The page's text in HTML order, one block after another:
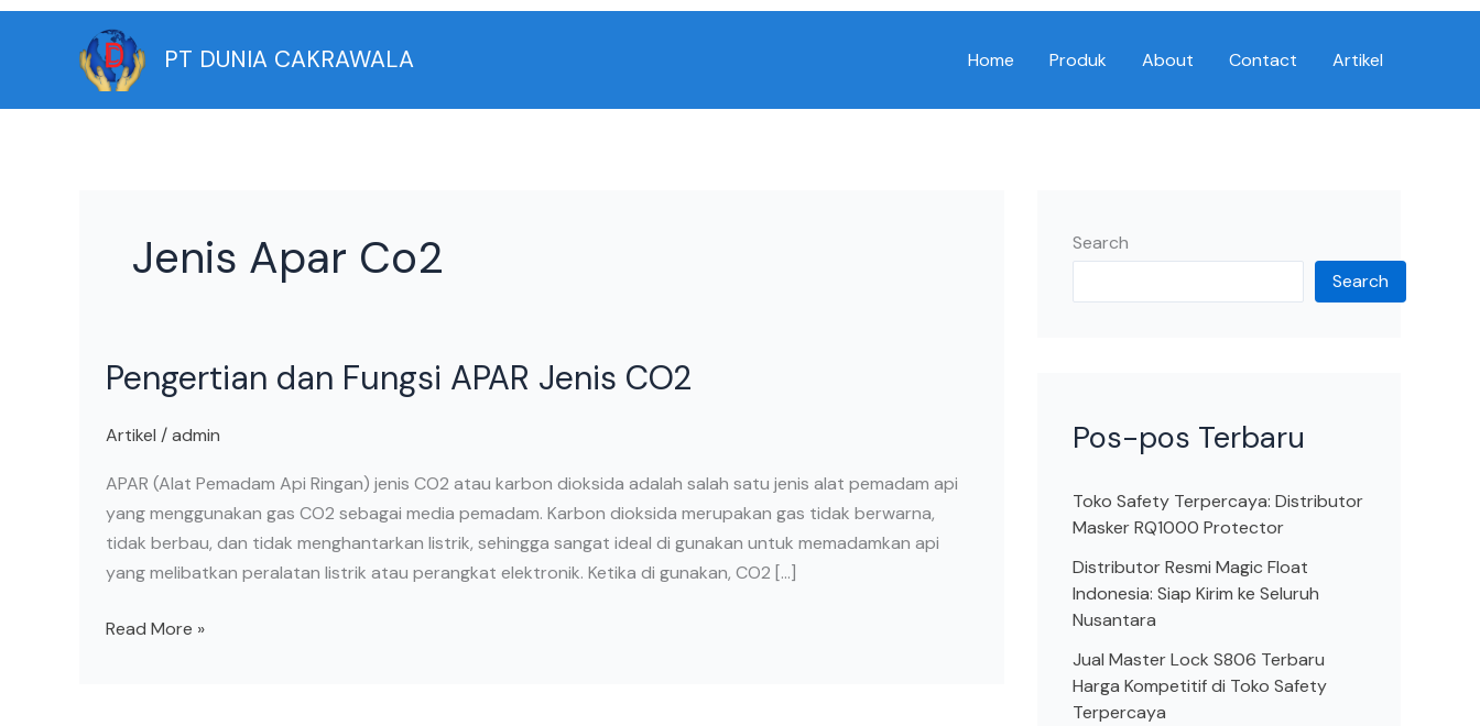
Skip
PT DUNIA CAKRAWALA Home Produk About Contact Artikel
Jenis Apar Co2
Pengertian dan Fungsi APAR Jenis CO2
Artikel /admin
APAR (Alat Pemadam Api Ringan) jenis CO2 atau karbon dioksida adalah salah satu jenis alat pemadam api
yang menggunakan gas CO2 sebagai media pemadam. Karbon dioksida merupakan gas tidak berwarna,
tidak berbau, dan tidak menghantarkan listrik, sehingga sangat ideal di gunakan untuk memadamkan api
yang melibatkan peralatan listrik atau perangkat elektronik. Ketika di gunakan, CO2 […]
dan
APAR
CO2
Read More »
Search
Search
Pos-pos Terbaru
Toko Safety Terpercaya: Distributor
Masker RQ1000 Protector
Distributor Resmi Magic Float
Indonesia: Siap Kirim ke Seluruh
Nusantara
Jual Master Lock S806 Terbaru
Harga Kompetitif di Toko Safety
Terpercaya